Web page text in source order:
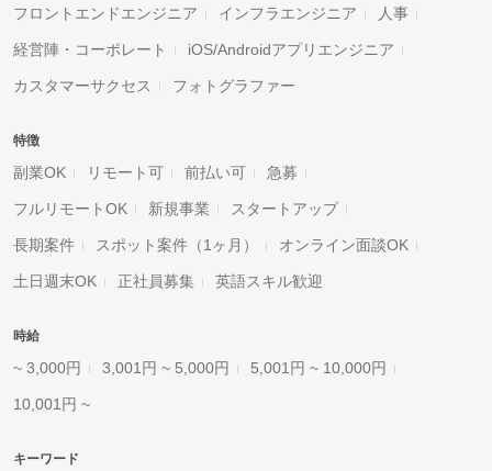
フロントエンドエンジニア インフラエンジニア 人事
経営陣・コーポレート iOS/Androidアプリエンジニア
カスタマーサクセス フォトグラファー
特徴
副業OK リモート可 前払い可 急募
フルリモートOK 新規事業 スタートアップ
長期案件 スポット案件（1ヶ月） オンライン面談OK
土日週末OK 正社員募集 英語スキル歓迎
時給
~ 3,000円 3,001円 ~ 5,000円 5,001円 ~ 10,000円
10,001円 ~
キーワード